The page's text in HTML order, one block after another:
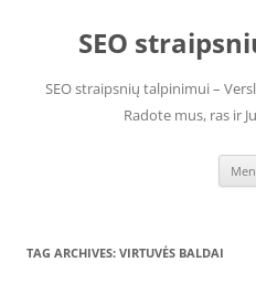
contentSEO
SEO straipsnių talpinimui –
Radote mus, ras ir
TAG ARCHIVES: VIRTUVĖS BALDAI